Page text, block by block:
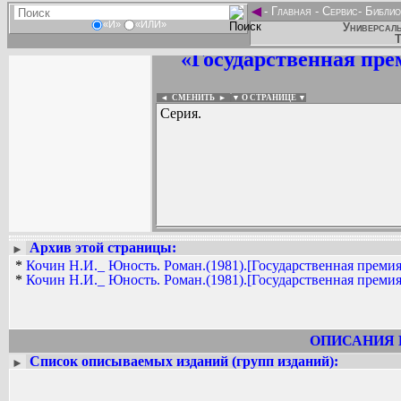
«И» «ИЛИ»
◄- Главная - Сервис-
«Государственная
◄ СМЕНИТЬ ► ▼ О СТРАНИЦЕ ▼
Серия.
Вадим Ершов...
...
►
Архив этой страницы:
* Кочин Н.И._ Юность. Роман.(1981).[Государственная
* Кочин Н.И._ Юность. Роман.(1981).[Государственная
ОПИСАНИЯ
► Список описываемых изданий (групп изданий):